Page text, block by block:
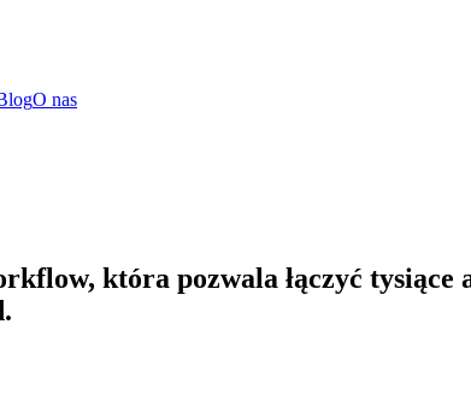
O nas
która pozwala łączyć